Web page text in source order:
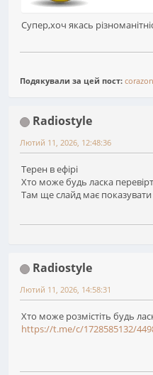
Супер,хоч якась
Подякували за цей пост: corazon
Radiostyle
Лютий 11, 2026, 12:48:36
Терен в ефірі
Хто може будь ласка
Там ще слайд має показувати
Radiostyle
Лютий 11, 2026, 14:58:31
Хто може розмістіть будь
https://t.me/c/1728585132/